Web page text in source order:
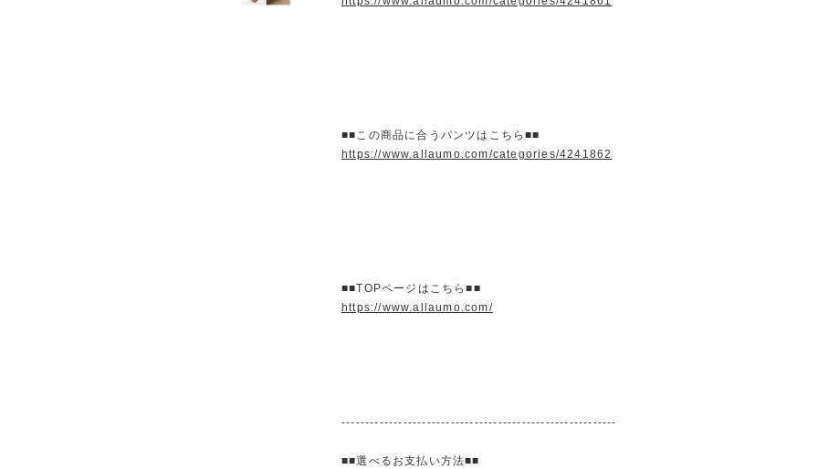
■■この商品に合うパンツはこちら■■
https://www.allaumo.com/categories/4241862
■■TOPページはこちら■■
https://www.allaumo.com/
----------------------------------------------------------
■■選べるお支払い方法■■